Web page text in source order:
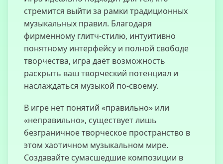
Simulateur de
Sursauts UCN
Marionnettiste
стремится выйти за рамки традиционных
музыкальных правил. Благодаря
фирменному глитч-стилю, интуитивно
понятному интерфейсу и полной свободе
творчества, игра даёт возможность
раскрыть ваш творческий потенциал и
наслаждаться музыкой по-своему.
В игре нет понятий «правильно» или
«неправильно», существует лишь
безграничное творческое пространство в
этом хаотичном музыкальном мире.
Создавайте сумасшедшие композиции в